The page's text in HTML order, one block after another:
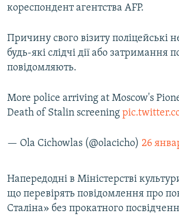
кореспондент агентства AFP.
Причину свого візиту поліцейські
будь-які слідчі дії або затримання
повідомляють.
More police arriving at Moscow's
Death of Stalin screening
— Ola Cichowlas (@olacicho) 26
Напередодні в Міністерстві
що перевірять повідомлення про
Сталіна» без прокатного